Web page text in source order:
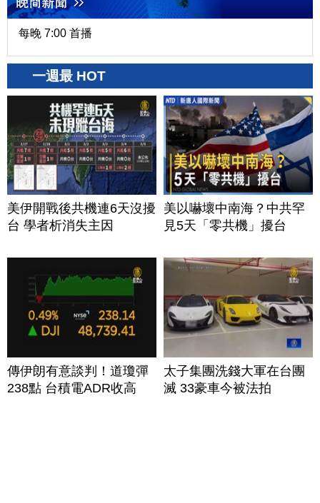
每晚 7:00 首播
一週最 HOT
美伊開戰後共機連6天沒擾
台 學者析消失主因
美以嚇壞中南海？中共罕
見5天「零共機」擾台
傳伊朗有意談判！道瓊彈
238點 台積電ADR收高
太子集團洗錢大軍在台團
滅 33豪車今被法拍